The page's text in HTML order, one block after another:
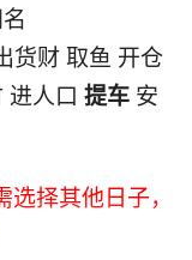
货财 取鱼 开仓
进人口 提车安
选择其他日子，